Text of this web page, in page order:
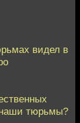
видел в
тюрьмы?